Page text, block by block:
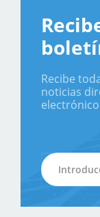
Recibe
noticias